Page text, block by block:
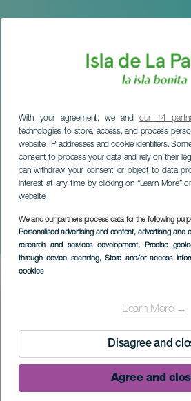
With your agreement, we andour 14
technologies to store, access, and process
website, IP addresses and cookie identifiers.
consent to process your data and rely on their
can withdraw your consent or object to data
interest at any time by clicking on “Learn More”
website.
We and our partners process data for the following
Personalised advertising and content, advertising and
research and services development, Precise
through device scanning, Store and/or access
cookies
Learn More →
Disagree and
Agree and
Javier Álvarez og
Guerra på konsert
LA PALMA
Imagen